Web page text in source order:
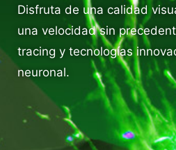
Disfruta de una calidad
una velocidad sin
tracing y tecnologías
neuronal.